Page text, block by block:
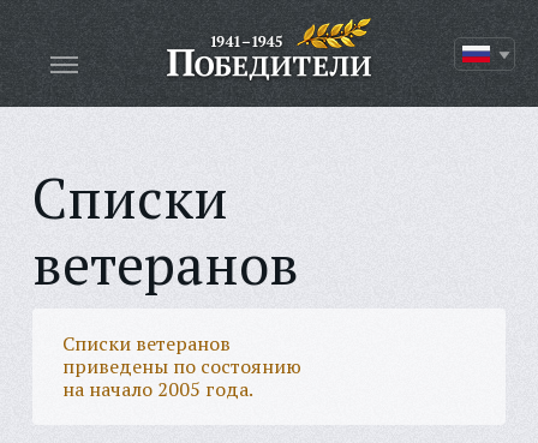
Списки
ветеранов
Списки ветеранов
приведены по состоянию
на начало 2005 года.